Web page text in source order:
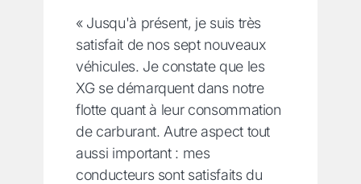
« Jusqu'à présent, je suis très
satisfait de nos sept nouveaux
véhicules. Je constate que les
XG se démarquent dans notre
flotte quant à leur consommation
de carburant. Autre aspect tout
aussi important : mes
conducteurs sont satisfaits du